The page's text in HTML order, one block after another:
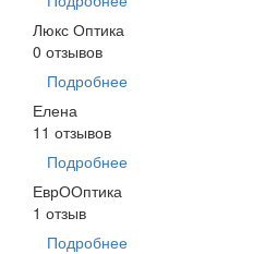
Люкс Оптика
0 отзывов
Подробнее
Елена
11 отзывов
Подробнее
ЕврООптика
1 отзыв
Подробнее